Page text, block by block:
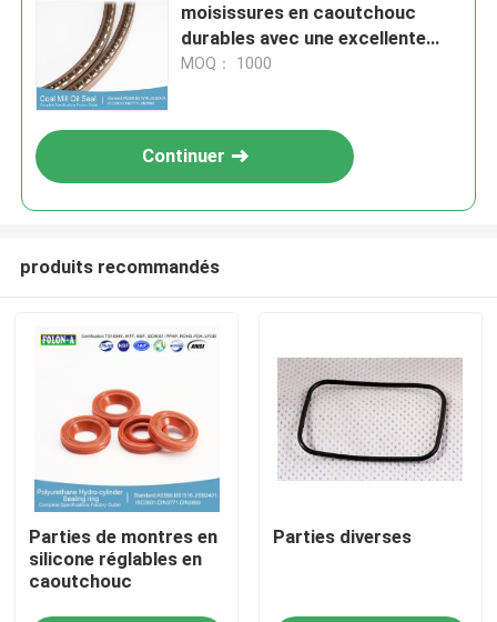
Produits
moisissures en caoutchouc
durables avec une excellente
résistance chimique
MOQ： 1000
Continuer
produits recommandés
Parties de montres en
silicone réglables en
caoutchouc
Parties diverses